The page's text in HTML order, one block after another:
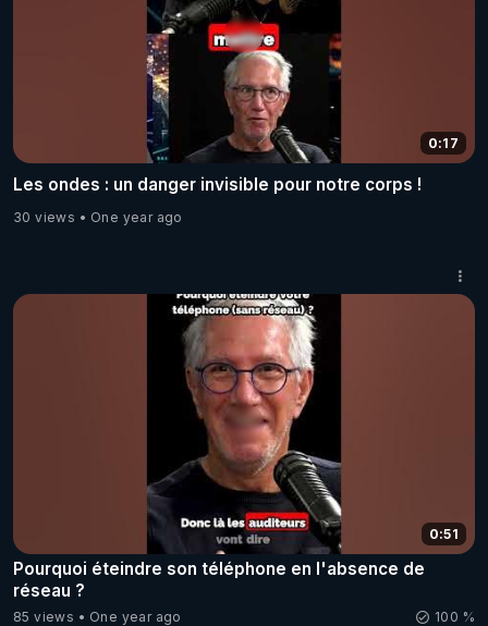
0:17
Les ondes : un danger invisible pour notre corps !
30 views One year ago
0:51
Pourquoi éteindre son téléphone en l'absence de
réseau ?
85 views One year ago 100 %